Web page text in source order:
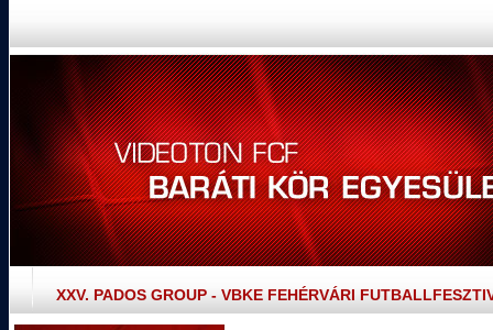
XXV. PADOS GROUP - VBKE FEHÉRVÁRI